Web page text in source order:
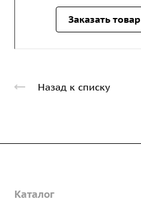
Заказать товар
Назад к списку
О предприятии
Каталог